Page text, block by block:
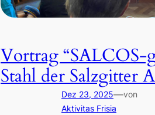
Vortrag “SALCOS-
Stahl der Salzgitter
Dez 23, 2025—von
Aktivitas Frisia